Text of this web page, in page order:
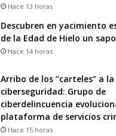
Hace 13 horas
Descubren en yacimiento
de la Edad de Hielo un
Hace 14 horas
Arribo de los “carteles” a la
ciberseguridad: Grupo de
ciberdelincuencia
plataforma de servicios
Hace 15 horas